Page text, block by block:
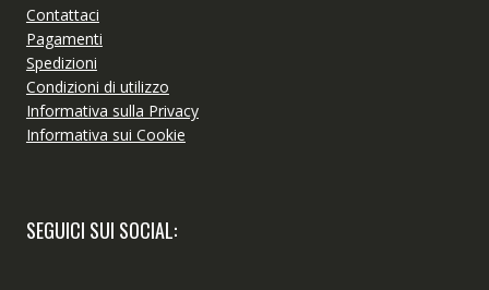
Contattaci
Pagamenti
Spedizioni
Condizioni di utilizzo
Informativa sulla Privacy
Informativa sui Cookie
SEGUICI SUI SOCIAL: